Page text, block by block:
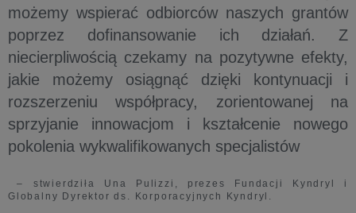
możemy wspierać odbiorców naszych grantów
poprzez dofinansowanie ich działań. Z
niecierpliwością czekamy na pozytywne efekty,
jakie możemy osiągnąć dzięki kontynuacji i
rozszerzeniu współpracy, zorientowanej na
sprzyjanie innowacjom i kształcenie nowego
pokolenia wykwalifikowanych specjalistów
– stwierdziła Una Pulizzi, prezes Fundacji Kyndryl i
Globalny Dyrektor ds. Korporacyjnych Kyndryl.